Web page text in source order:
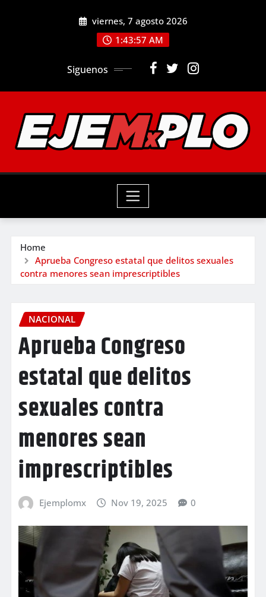
viernes, 7 agosto 2026
1:43:58 AM
Siguenos
Home
Aprueba Congreso estatal que delitos sexuales
contra menores sean imprescriptibles
NACIONAL
Aprueba Congreso
estatal que delitos
sexuales contra
menores sean
imprescriptibles
Ejemplomx Nov 19, 2025 0